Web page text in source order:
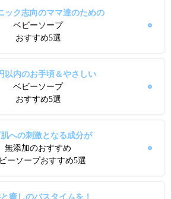
ック志向のママ達のための
ベビーソープ
おすすめ5選
以内のお手頃＆やさしい
ベビーソープ
おすすめ5選
への刺激となる成分が
無添加のおすすめ
ーソープおすすめ5選
癒しのバスタイムを！